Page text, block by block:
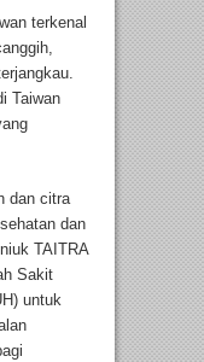
terkenal
Taiwan
dan citra
dan
TAITRA
Sakit
untuk